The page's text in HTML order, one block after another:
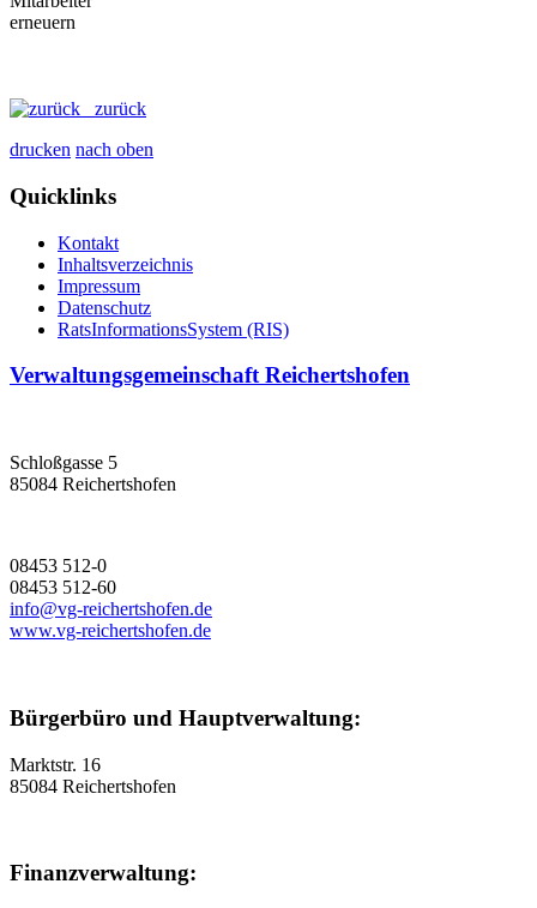
zurück
drucken nach oben
Quicklinks
Kontakt
Inhaltsverzeichnis
Impressum
Datenschutz
RatsInformationsSystem (RIS)
Verwaltungsgemeinschaft Reichertshofen
Schloßgasse 5
85084 Reichertshofen
08453 512-0
08453 512-60
info@vg-reichertshofen.de
www.vg-reichertshofen.de
Bürgerbüro und Hauptverwaltung:
Marktstr. 16
85084 Reichertshofen
Finanzverwaltung: